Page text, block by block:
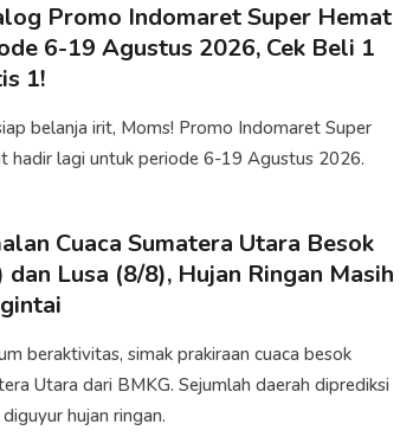
Promo Indomaret Super Hemat
6-19 Agustus 2026, Cek Beli 1
1!
belanja irit, Moms! Promo Indomaret Super
hadir lagi untuk periode 6-19 Agustus 2026.
Cuaca Sumatera Utara Besok
dan Lusa (8/8), Hujan Ringan Masih
beraktivitas, simak prakiraan cuaca besok
Utara dari BMKG. Sejumlah daerah diprediksi
hujan ringan.